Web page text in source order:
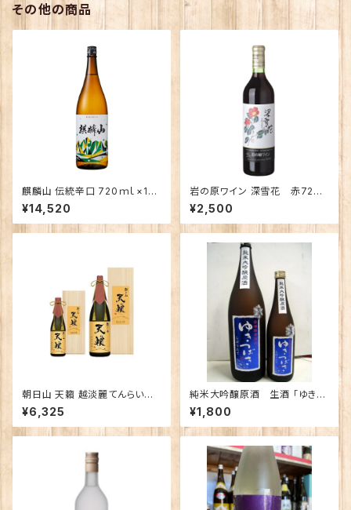
その他の商品
麒麟山 伝統辛口 720ｍｌ×12
本（1ケース）
¥14,520
岩の原ワイン 深雪花 赤720
ｍｌ
¥2,500
朝日山 天籟 越淡麗てんらい
こしたんれい 純米大吟醸 720
ｍｌ
¥6,325
純米大吟醸原酒 生酒 「ゆきつ
ばき しぼりたて生酒」720ｍｌ
¥1,800